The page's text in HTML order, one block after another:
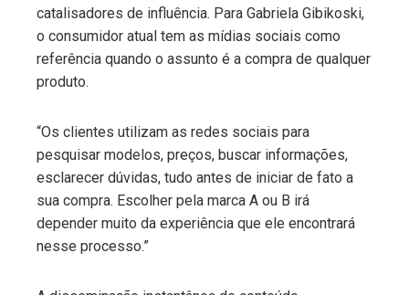
catalisadores de influência. Para Gabriela Gibikoski,
o consumidor atual tem as mídias sociais como
referência quando o assunto é a compra de qualquer
produto.
“Os clientes utilizam as redes sociais para
pesquisar modelos, preços, buscar informações,
esclarecer dúvidas, tudo antes de iniciar de fato a
sua compra. Escolher pela marca A ou B irá
depender muito da experiência que ele encontrará
nesse processo.”